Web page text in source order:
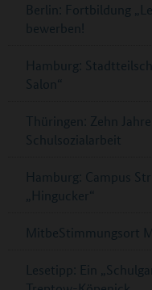
Berlin: Fortbildung
bewerben!
Hamburg:
Salon“
Thüringen: Zehn
Schulsozialarbeit
Hamburg: Campus
„Hingucker“
MitbeStimmungsort
Lesetipp: Ein